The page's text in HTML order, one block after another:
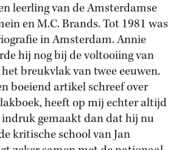
leerling van de Amsterdamse
en M.C. Brands. Tot 1981 was
in Amsterdam. Annie
hij nog bij de voltooiing van
breukvlak van twee eeuwen.
boeiend artikel schreef over
heeft op mij echter altijd
indruk gemaakt dan dat hij nu
kritische school van Jan